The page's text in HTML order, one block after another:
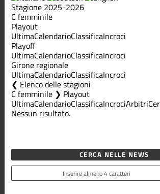
Stagione 2025-2026
C femminile
Playout
UltimaCalendarioClassificaIncroci
Playoff
UltimaCalendarioClassificaIncroci
Girone regionale
UltimaCalendarioClassificaIncroci
Elenco delle stagioni
C femminile ❯ Playout
UltimaCalendarioClassificaIncrociArbitri
Nessun risultato.
CERCA NELLE NEWS